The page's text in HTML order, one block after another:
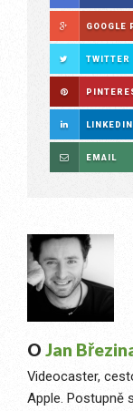
GOOGLE
TWITTER
LINKEDIN
EMAIL
O Jan
Videocaster,
Apple. Postupně